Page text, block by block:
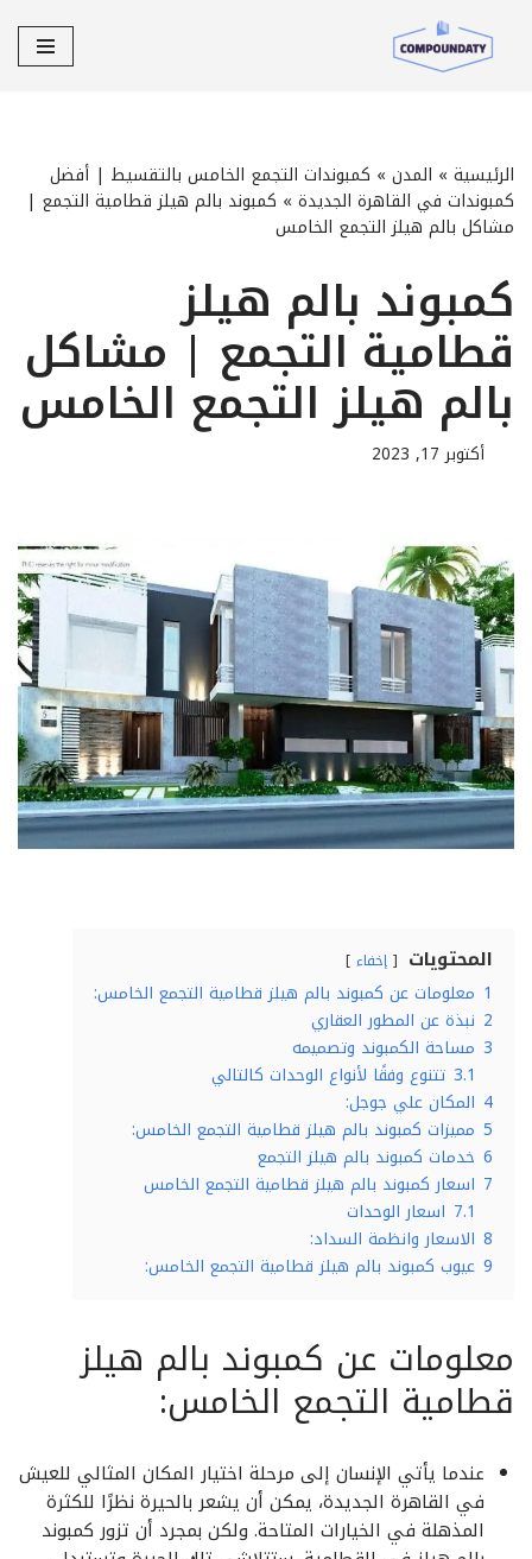
تخطى
الرئيسية » المدن » كمبوندات التجمع الخامس بالتقسيط | أفضل
كمبوندات في القاهرة الجديدة » كمبوند بالم هيلز قطامية التجمع |
مشاكل بالم هيلز التجمع الخامس
كمبوند بالم هيلز
قطامية التجمع | مشاكل
بالم هيلز التجمع الخامس
أكتوبر 17, 2023
المحتويات إخفاء
1 معلومات عن كمبوند بالم هيلز قطامية التجمع الخامس:
2 نبذة عن المطور العقاري
3 مساحة الكمبوند وتصميمه
3.1 تتنوع وفقًا لأنواع الوحدات كالتالي
4 المكان علي جوجل:
5 مميزات كمبوند بالم هيلز قطامية التجمع الخامس:
6 خدمات كمبوند بالم هيلز التجمع
7 اسعار كمبوند بالم هيلز قطامية التجمع الخامس
7.1 اسعار الوحدات
8 الاسعار وانظمة السداد:
9 عيوب كمبوند بالم هيلز قطامية التجمع الخامس:
معلومات عن كمبوند بالم هيلز
قطامية التجمع الخامس:
عندما يأتي الإنسان إلى مرحلة اختيار المكان المثالي للعيش
في القاهرة الجديدة، يمكن أن يشعر بالحيرة نظرًا للكثرة
المذهلة في الخيارات المتاحة. ولكن بمجرد أن تزور كمبوند